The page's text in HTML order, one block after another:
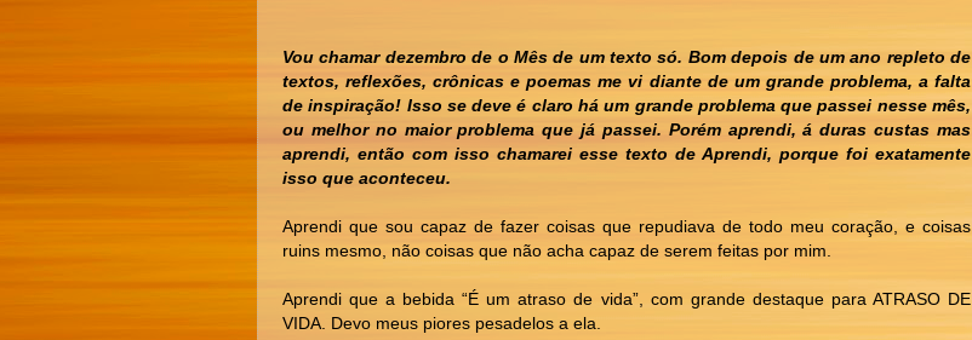
Vou chamar dezembro de o Mês de um texto só. Bom depois de um ano repleto de
textos, reflexões, crônicas e poemas me vi diante de um grande problema, a falta
de inspiração! Isso se deve é claro há um grande problema que passei nesse mês,
ou melhor no maior problema que já passei. Porém aprendi, á duras custas mas
aprendi, então com isso chamarei esse texto de Aprendi, porque foi exatamente
isso que aconteceu.
Aprendi que sou capaz de fazer coisas que repudiava de todo meu coração, e coisas
ruins mesmo, não coisas que não acha capaz de serem feitas por mim.
Aprendi que a bebida “É um atraso de vida”, com grande destaque para ATRASO DE
VIDA. Devo meus piores pesadelos a ela.